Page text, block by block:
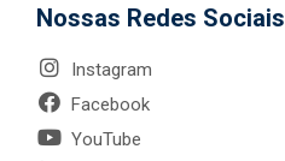
Nossas Redes Sociais
Instagram
Facebook
YouTube